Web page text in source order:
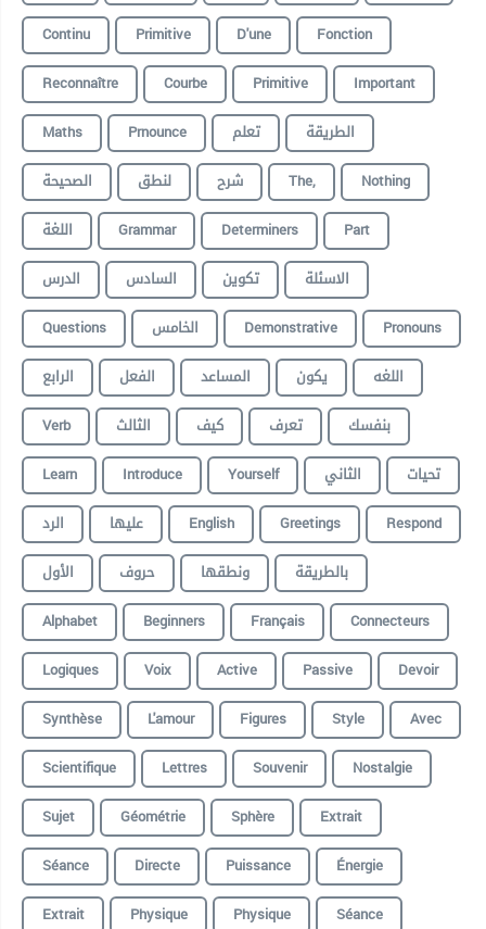
Continu
Primitive D'une
Fonction
Reconnaître
Courbe Primitive
Important
Maths
Prnounce تعلم
الطريقة
الصحيحة
لنطق شرح The,
Nothing
اللغة
Grammar Determiners
Part
الدرس
السادس تكوين
الاسئلة
Questions
الخامس Demonstrative
Pronouns
الرابع
الفعل المساعد يكون
اللغه
Verb
الثالث كيف تعرف
بنفسك
Learn
Introduce Yourself الثاني
تحيات
الرد
عليها English Greetings
Respond
الأول
حروف ونطقها
بالطريقة
Alphabet
Beginners Français
Connecteurs
Logiques
Voix Active Passive
Devoir
Synthèse
L'amour Figures Style
Avec
Scientifique
Lettres Souvenir
Nostalgie
Sujet
Géométrie Sphère
Extrait
Séance
Directe Puissance
Énergie
Extrait
Physique Physique
Séance